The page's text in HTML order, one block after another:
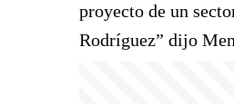
proyecto de un
Rodríguez” dijo